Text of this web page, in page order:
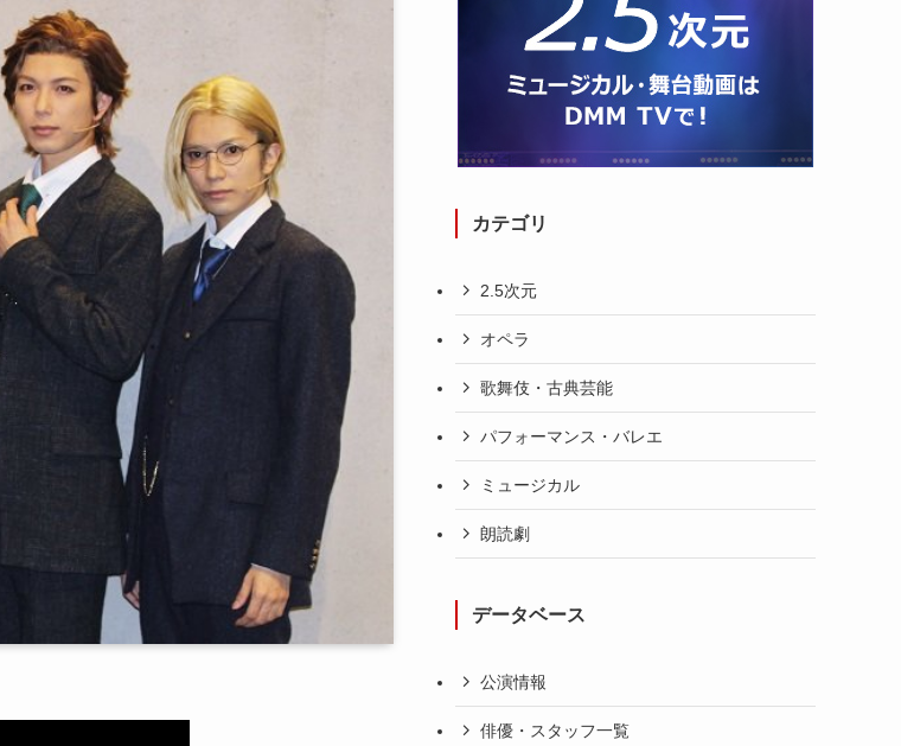
カテゴリ
2.5次元
オペラ
歌舞伎・古典芸能
パフォーマンス・バレエ
ミュージカル
朗読劇
データベース
公演情報
俳優・スタッフ一覧